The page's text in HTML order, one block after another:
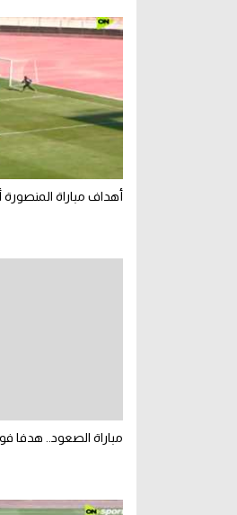
أهداف مباراة المنصورة أمام
مباراة الصعود.. هدفا فوز القناة